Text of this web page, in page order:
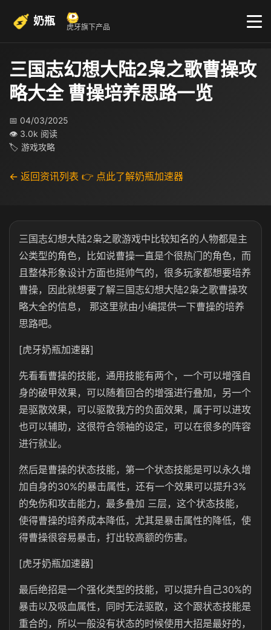
奶瓶 虎牙旗下产品
三国志幻想大陆2枭之歌曹操攻
略大全 曹操培养思路一览
📅 04/03/2025
👁 3.0k 阅读
🏷 游戏攻略
← 返回资讯列表 👉 点此了解奶瓶加速器
三国志幻想大陆2枭之歌游戏中比较知名的人物都是主
公类型的角色，比如说曹操一直是个很热门的角色，而
且整体形象设计方面也挺帅气的，很多玩家都想要培养
曹操，因此就想要了解三国志幻想大陆2枭之歌曹操攻
略大全的信息， 那这里就由小编提供一下曹操的培养
思路吧。
[虎牙奶瓶加速器]
先看看曹操的技能，通用技能有两个，一个可以增强自
身的破甲效果，可以随着回合的增强进行叠加，另一个
是驱散效果，可以驱散我方的负面效果，属于可以进攻
也可以辅助，这很符合领袖的设定，可以在很多的阵容
进行就业。
然后是曹操的状态技能，第一个状态技能是可以永久增
加自身的30%的暴击属性，还有一个效果可以提升3%
的免伤和攻击能力，最多叠加 三层，这个状态技能，
使得曹操的培养成本降低，尤其是暴击属性的降低，使
得曹操很容易暴击，打出较高额的伤害。
[虎牙奶瓶加速器]
最后绝招是一个强化类型的技能，可以提升自己30%的
暴击以及吸血属性，同时无法驱散，这个跟状态技能是
重合的，所以一般没有状态的时候使用大招是最好的，